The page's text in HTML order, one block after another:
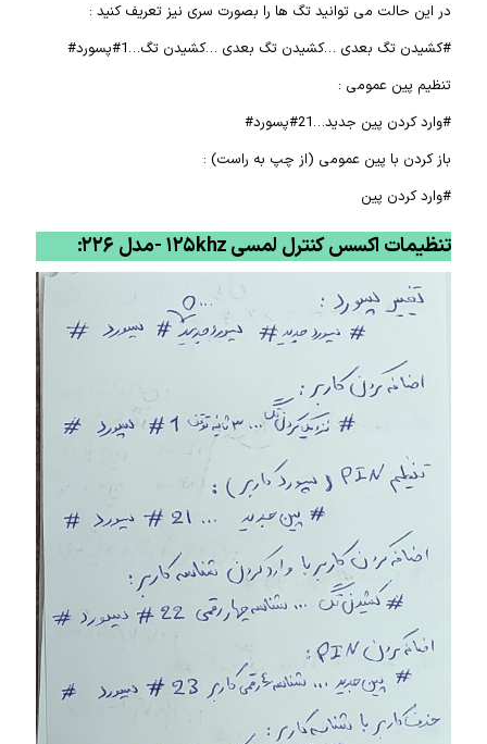
در این حالت می توانید تگ ها را بصورت سری نیز تعریف کنید :
#کشیدن تگ بعدی …کشیدن تگ بعدی …کشیدن تگ…1#پسورد#
تنظیم پین عمومی :
#وارد کردن پین جدید…21#پسورد#
باز کردن با پین عمومی (از چپ به راست) :
#وارد کردن پین
تنظیمات اکسس کنترل لمسی ۱۲۵khz -مدل ۲۲۶: